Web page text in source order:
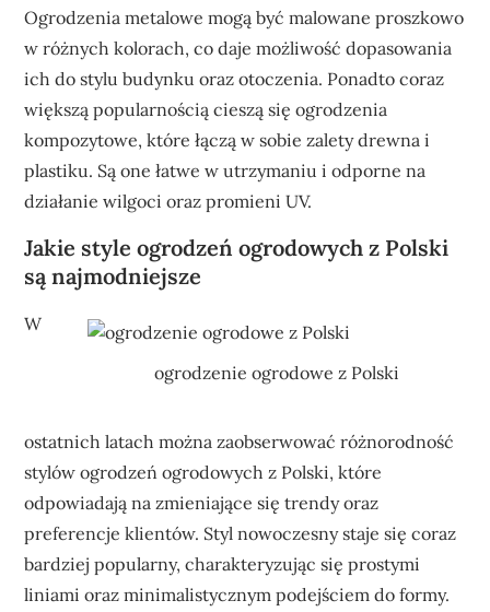
Ogrodzenia metalowe mogą być malowane proszkowo
w różnych kolorach, co daje możliwość dopasowania
ich do stylu budynku oraz otoczenia. Ponadto coraz
większą popularnością cieszą się ogrodzenia
kompozytowe, które łączą w sobie zalety drewna i
plastiku. Są one łatwe w utrzymaniu i odporne na
działanie wilgoci oraz promieni UV.
Jakie style ogrodzeń ogrodowych z Polski
są najmodniejsze
ogrodzenie ogrodowe z Polski
W
ostatnich latach można zaobserwować różnorodność
stylów ogrodzeń ogrodowych z Polski, które
odpowiadają na zmieniające się trendy oraz
preferencje klientów. Styl nowoczesny staje się coraz
bardziej popularny, charakteryzując się prostymi
liniami oraz minimalistycznym podejściem do formy.